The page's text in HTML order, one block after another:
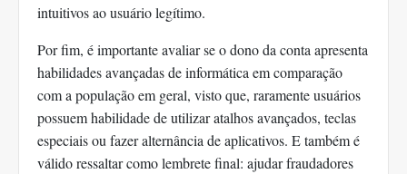
intuitivos ao usuário legítimo.
Por fim, é importante avaliar se o dono da conta apresenta
habilidades avançadas de informática em comparação
com a população em geral, visto que, raramente usuários
possuem habilidade de utilizar atalhos avançados, teclas
especiais ou fazer alternância de aplicativos. E também é
válido ressaltar como lembrete final: ajudar fraudadores